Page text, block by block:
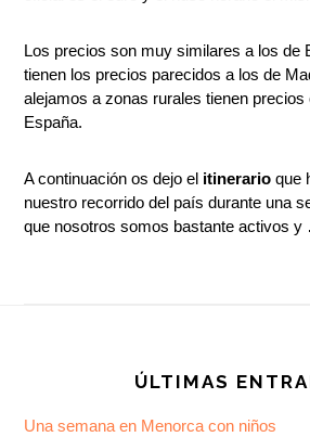
Los precios son muy similares a los de
tienen los precios parecidos a los de
alejamos a zonas rurales tienen
España.
A continuación os dejo el itinerario que
nuestro recorrido del país durante una
que nosotros somos bastante activos
ÚLTIMAS
Una semana en Menorca con niños